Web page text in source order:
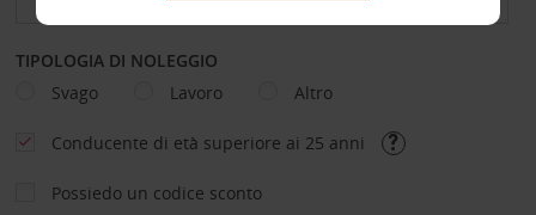
TIPOLOGIA DI NOLEGGIO
Svago
Lavoro Altro
Conducente di età superiore ai 25 anni
Possiedo un codice sconto